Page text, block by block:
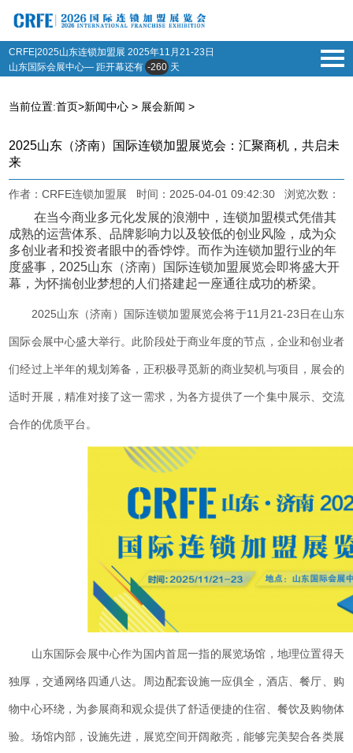
CRFE|2025山东连锁加盟展2025年11月21-23日
山东国际会展中心— 距开幕还有 -260 天
当前位置:首页>新闻中心 > 展会新闻 >
2025山东（济南）国际连锁加盟展览会：汇聚商机，共启未
来
作者：CRFE连锁加盟展 时间：2025-04-01 09:42:30 浏览次数：
在当今商业多元化发展的浪潮中，连锁加盟模式凭借其
成熟的运营体系、品牌影响力以及较低的创业风险，成为众
多创业者和投资者眼中的香饽饽。而作为连锁加盟行业的年
度盛事，2025山东（济南）国际连锁加盟展览会即将盛大开
幕，为怀揣创业梦想的人们搭建起一座通往成功的桥梁。
2025山东（济南）国际连锁加盟展览会将于11月21-23日在山东
国际会展中心盛大举行。此阶段处于商业年度的节点，企业和创业者
们经过上半年的规划筹备，正积极寻觅新的商业契机与项目，展会的
适时开展，精准对接了这一需求，为各方提供了一个集中展示、交流
合作的优质平台。
山东国际会展中心作为国内首屈一指的展览场馆，地理位置得天
独厚，交通网络四通八达。周边配套设施一应俱全，酒店、餐厅、购
物中心环绕，为参展商和观众提供了舒适便捷的住宿、餐饮及购物体
验。场馆内部，设施先进，展览空间开阔敞亮，能够完美契合各类展